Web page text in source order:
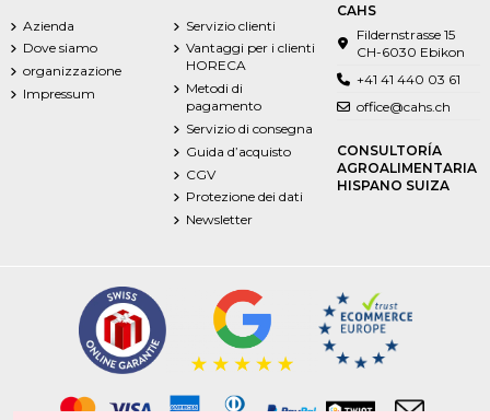
Azienda
Dove siamo
organizzazione
Impressum
Servizio clienti
Vantaggi per i clienti
HORECA
Metodi di
pagamento
Servizio di consegna
Guida d’acquisto
CGV
Protezione dei dati
Newsletter
CAHS
Fildernstrasse 15
CH-6030 Ebikon
+41 41 440 03 61
office@cahs.ch
CONSULTORÍA
AGROALIMENTARIA
HISPANO SUIZA